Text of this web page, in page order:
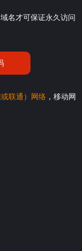
名才可保证永久访问
或联通）网络 ，移动网